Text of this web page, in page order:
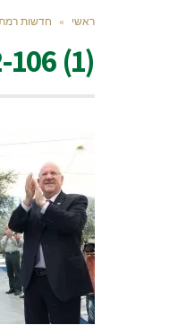
ראשי » חדשות
106 (1)